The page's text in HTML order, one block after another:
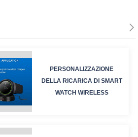
PERSONALIZZAZIONE
DELLA RICARICA DI SMART
WATCH WIRELESS